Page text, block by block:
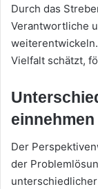
Durch das
Verantwortliche
Vielfalt schätzt,
einnehmen
Der
der